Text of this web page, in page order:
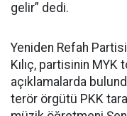
gelir” dedi.
Yeniden Refah
Kılıç, partisinin MYK
açıklamalarda
terör örgütü PKK